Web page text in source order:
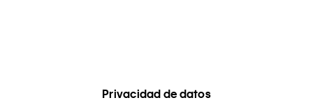
Privacidad de datos